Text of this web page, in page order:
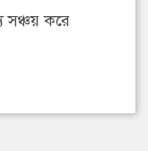
সঞ্চয় করে